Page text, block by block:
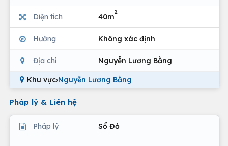
Diện tích 40m
2
Hướng Không xác định
Địa chỉ Nguyễn Lương Bằng
Khu vực›Nguyễn Lương Bằng
Pháp lý & Liên hệ
Pháp lý Sổ Đỏ